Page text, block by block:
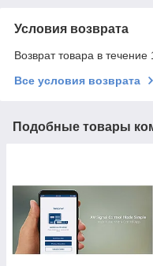
Условия возврата
Возврат товара в течение
Все условия возврата
Подобные товары